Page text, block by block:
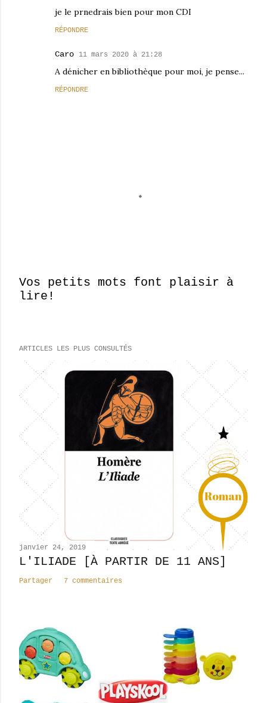
je le prnedrais bien pour mon CDI
RÉPONDRE
Caro 11 mars 2020 à 21:28
A dénicher en bibliothèque pour moi, je pense...
RÉPONDRE
E
g
t
r
c
m
n
t
i
Vos petits mots font plaisir à
lire!
ARTICLES LES PLUS CONSULTÉS
janvier 24, 2019
L'ILIADE [À PARTIR DE 11 ANS]
Partager 7 commentaires